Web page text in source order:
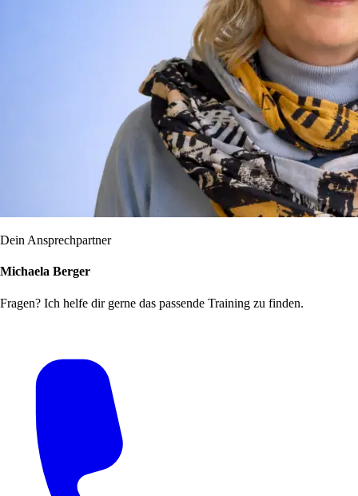
Dein Ansprechpartner
Michaela Berger
Fragen? Ich helfe dir gerne das passende Training zu finden.